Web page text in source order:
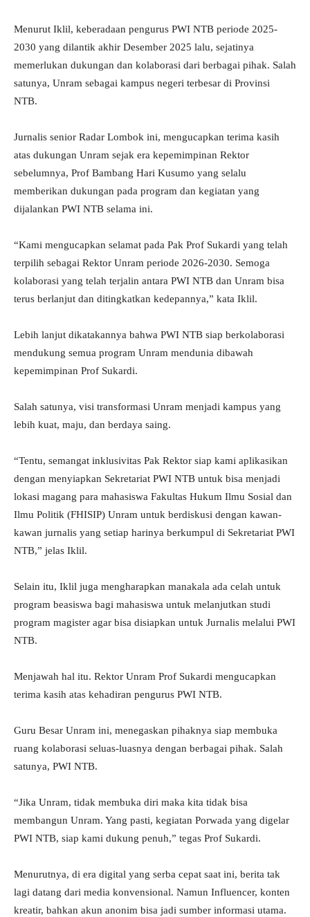
Menurut Iklil, keberadaan pengurus PWI NTB periode 2025-
2030 yang dilantik akhir Desember 2025 lalu, sejatinya
memerlukan dukungan dan kolaborasi dari berbagai pihak. Salah
satunya, Unram sebagai kampus negeri terbesar di Provinsi
NTB.
Jurnalis senior Radar Lombok ini, mengucapkan terima kasih
atas dukungan Unram sejak era kepemimpinan Rektor
sebelumnya, Prof Bambang Hari Kusumo yang selalu
memberikan dukungan pada program dan kegiatan yang
dijalankan PWI NTB selama ini.
“Kami mengucapkan selamat pada Pak Prof Sukardi yang telah
terpilih sebagai Rektor Unram periode 2026-2030. Semoga
kolaborasi yang telah terjalin antara PWI NTB dan Unram bisa
terus berlanjut dan ditingkatkan kedepannya,” kata Iklil.
Lebih lanjut dikatakannya bahwa PWI NTB siap berkolaborasi
mendukung semua program Unram mendunia dibawah
kepemimpinan Prof Sukardi.
Salah satunya, visi transformasi Unram menjadi kampus yang
lebih kuat, maju, dan berdaya saing.
“Tentu, semangat inklusivitas Pak Rektor siap kami aplikasikan
dengan menyiapkan Sekretariat PWI NTB untuk bisa menjadi
lokasi magang para mahasiswa Fakultas Hukum Ilmu Sosial dan
Ilmu Politik (FHISIP) Unram untuk berdiskusi dengan kawan-
kawan jurnalis yang setiap harinya berkumpul di Sekretariat PWI
NTB,” jelas Iklil.
Selain itu, Iklil juga mengharapkan manakala ada celah untuk
program beasiswa bagi mahasiswa untuk melanjutkan studi
program magister agar bisa disiapkan untuk Jurnalis melalui PWI
NTB.
Menjawah hal itu. Rektor Unram Prof Sukardi mengucapkan
terima kasih atas kehadiran pengurus PWI NTB.
Guru Besar Unram ini, menegaskan pihaknya siap membuka
ruang kolaborasi seluas-luasnya dengan berbagai pihak. Salah
satunya, PWI NTB.
“Jika Unram, tidak membuka diri maka kita tidak bisa
membangun Unram. Yang pasti, kegiatan Porwada yang digelar
PWI NTB, siap kami dukung penuh,” tegas Prof Sukardi.
Menurutnya, di era digital yang serba cepat saat ini, berita tak
lagi datang dari media konvensional. Namun Influencer, konten
kreatir, bahkan akun anonim bisa jadi sumber informasi utama.